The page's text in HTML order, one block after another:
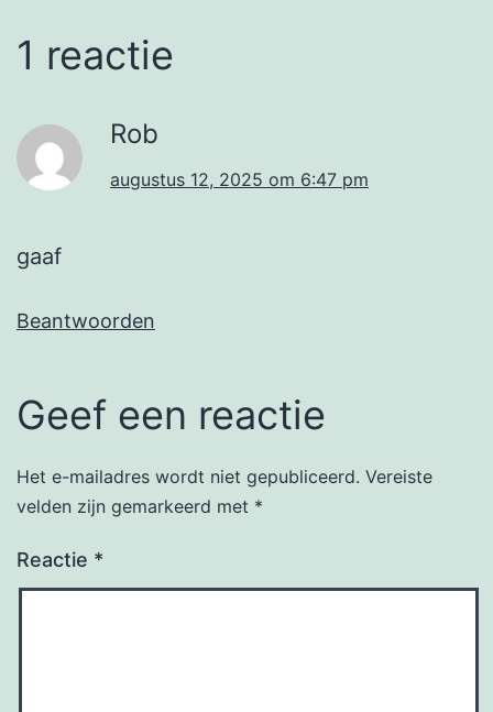
1 reactie
Rob
augustus 12, 2025 om 6:47 pm
gaaf
Beantwoorden
Geef een reactie
Het e-mailadres wordt niet gepubliceerd. Vereiste
velden zijn gemarkeerd met *
Reactie *